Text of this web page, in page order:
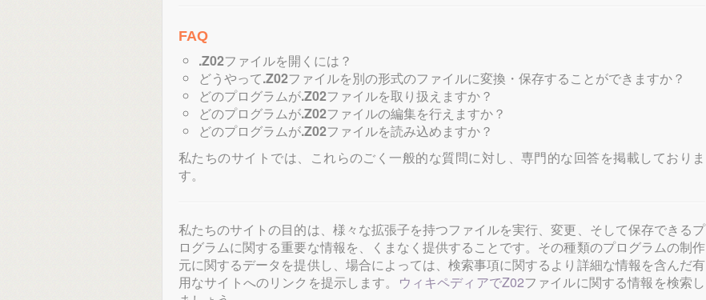
FAQ
.Z02ファイルを開くには？
どうやって.Z02ファイルを別の形式のファイルに変換・保存することができますか？
どのプログラムが.Z02ファイルを取り扱えますか？
どのプログラムが.Z02ファイルの編集を行えますか？
どのプログラムが.Z02ファイルを読み込めますか？
私たちのサイトでは、これらのごく一般的な質問に対し、専門的な回答を掲載しておりま
す。
私たちのサイトの目的は、様々な拡張子を持つファイルを実行、変更、そして保存できるプ
ログラムに関する重要な情報を、くまなく提供することです。その種類のプログラムの制作
元に関するデータを提供し、場合によっては、検索事項に関するより詳細な情報を含んだ有
用なサイトへのリンクを提示します。
ウィキペディアでZ02ファイルに関する情報を検索し